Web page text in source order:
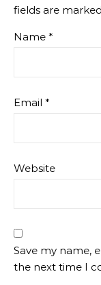
fields are marked
Name *
Email *
Website
Save my name,
the next time I